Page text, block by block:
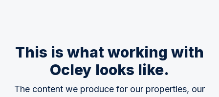
This is what working with
Ocley looks like.
The content we produce for our properties, our